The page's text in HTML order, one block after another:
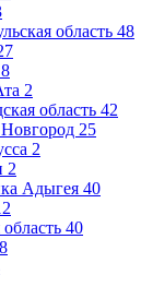
область 48
8
2
область 42
25
2
2
Адыгея 40
40
8